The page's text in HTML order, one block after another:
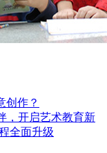
创作？
，开启艺术教育新
全面升级